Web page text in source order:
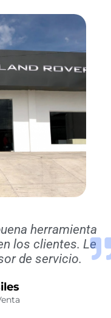
herramienta
los clientes. Le
de servicio.